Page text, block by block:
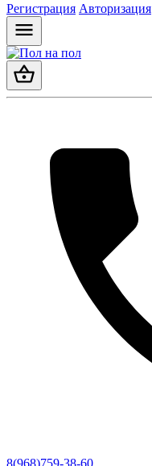
Регистрация Авторизация
8(968)759-38-60